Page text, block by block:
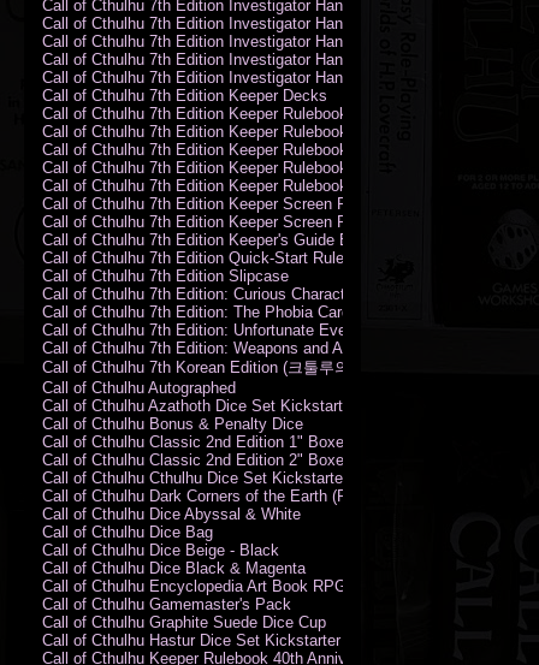
Call of Cthulhu 7th Edition Investigator Handbook (PDF)
Call of Cthulhu 7th Edition Investigator Handbook Backer Proof (PDF)
Call of Cthulhu 7th Edition Investigator Handbook Hardcover
Call of Cthulhu 7th Edition Investigator Handbook Leatherette
Call of Cthulhu 7th Edition Investigator Handbook Softcover
Call of Cthulhu 7th Edition Keeper Decks
Call of Cthulhu 7th Edition Keeper Rulebook (PDF)
Call of Cthulhu 7th Edition Keeper Rulebook Backer Proof (PDF)
Call of Cthulhu 7th Edition Keeper Rulebook Hardcover
Call of Cthulhu 7th Edition Keeper Rulebook Leatherette
Call of Cthulhu 7th Edition Keeper Rulebook Softcover
Call of Cthulhu 7th Edition Keeper Screen Pack
Call of Cthulhu 7th Edition Keeper Screen Pack (PDF)
Call of Cthulhu 7th Edition Keeper's Guide El Artesano del Rey Edition
Call of Cthulhu 7th Edition Quick-Start Rules (PDF)
Call of Cthulhu 7th Edition Slipcase
Call of Cthulhu 7th Edition: Curious Characters Card Deck
Call of Cthulhu 7th Edition: The Phobia Card Deck
Call of Cthulhu 7th Edition: Unfortunate Events Card Deck
Call of Cthulhu 7th Edition: Weapons and Artifacts Card Deck
Call of Cthulhu 7th Korean Edition (크툴루의 부름: 수호자 룰북)
Call of Cthulhu Autographed
Call of Cthulhu Azathoth Dice Set Kickstarter Edition
Call of Cthulhu Bonus & Penalty Dice
Call of Cthulhu Classic 2nd Edition 1" Boxed Rules Set
Call of Cthulhu Classic 2nd Edition 2" Boxed Rules Set
Call of Cthulhu Cthulhu Dice Set Kickstarter Edition
Call of Cthulhu Dark Corners of the Earth (PC)
Call of Cthulhu Dice Abyssal & White
Call of Cthulhu Dice Bag
Call of Cthulhu Dice Beige - Black
Call of Cthulhu Dice Black & Magenta
Call of Cthulhu Encyclopedia Art Book RPG KA
Call of Cthulhu Gamemaster's Pack
Call of Cthulhu Graphite Suede Dice Cup
Call of Cthulhu Hastur Dice Set Kickstarter Edition
Call of Cthulhu Keeper Rulebook 40th Anniversary Edition